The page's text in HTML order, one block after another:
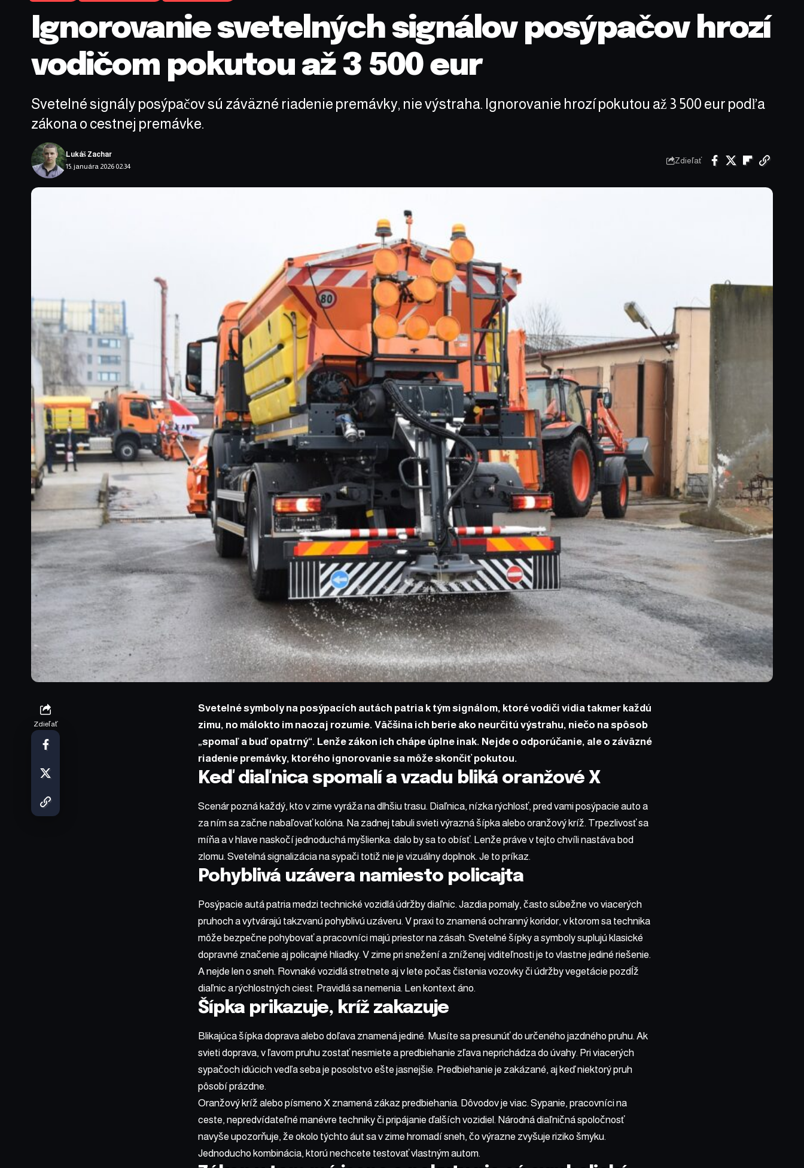
Ignorovanie svetelných signálov posýpačov hrozí
vodičom pokutou až 3 500 eur
Svetelné signály posýpačov sú záväzné riadenie premávky, nie výstraha. Ignorovanie hrozí pokutou až 3 500 eur podľa
zákona o cestnej premávke.
15. januára 2026 02:34
Lukáš Zachar
Zdieľať
Zdieľať
Svetelné symboly na posýpacích autách patria k tým signálom, ktoré vodiči vidia takmer každú
zimu, no málokto im naozaj rozumie. Väčšina ich berie ako neurčitú výstrahu, niečo na spôsob
„spomaľ a buď opatrný“. Lenže zákon ich chápe úplne inak. Nejde o odporúčanie, ale o záväzné
riadenie premávky, ktorého ignorovanie sa môže skončiť pokutou.
Keď diaľnica spomalí a vzadu bliká oranžové X
Scenár pozná každý, kto v zime vyráža na dlhšiu trasu. Diaľnica, nízka rýchlosť, pred vami posýpacie auto a
za ním sa začne nabaľovať kolóna. Na zadnej tabuli svieti výrazná šípka alebo oranžový kríž. Trpezlivosť sa
míňa a v hlave naskočí jednoduchá myšlienka: dalo by sa to obísť. Lenže práve v tejto chvíli nastáva bod
zlomu. Svetelná signalizácia na sypači totiž nie je vizuálny doplnok. Je to príkaz.
Pohyblivá uzávera namiesto policajta
Posýpacie autá patria medzi technické vozidlá údržby diaľnic. Jazdia pomaly, často súbežne vo viacerých
pruhoch a vytvárajú takzvanú pohyblivú uzáveru. V praxi to znamená ochranný koridor, v ktorom sa technika
môže bezpečne pohybovať a pracovníci majú priestor na zásah. Svetelné šípky a symboly suplujú klasické
dopravné značenie aj policajné hliadky. V zime pri snežení a zníženej viditeľnosti je to vlastne jediné riešenie.
A nejde len o sneh. Rovnaké vozidlá stretnete aj v lete počas čistenia vozovky či údržby vegetácie pozdĺž
diaľnic a rýchlostných ciest. Pravidlá sa nemenia. Len kontext áno.
Šípka prikazuje, kríž zakazuje
Blikajúca šípka doprava alebo doľava znamená jediné. Musíte sa presunúť do určeného jazdného pruhu. Ak
svieti doprava, v ľavom pruhu zostať nesmiete a predbiehanie zľava neprichádza do úvahy. Pri viacerých
sypačoch idúcich vedľa seba je posolstvo ešte jasnejšie. Predbiehanie je zakázané, aj keď niektorý pruh
pôsobí prázdne.
Oranžový kríž alebo písmeno X znamená zákaz predbiehania. Dôvodov je viac. Sypanie, pracovníci na
ceste, nepredvídateľné manévre techniky či pripájanie ďalších vozidiel. Národná diaľničná spoločnosť
navyše upozorňuje, že okolo týchto áut sa v zime hromadí sneh, čo výrazne zvyšuje riziko šmyku.
Jednoducho kombinácia, ktorú nechcete testovať vlastným autom.